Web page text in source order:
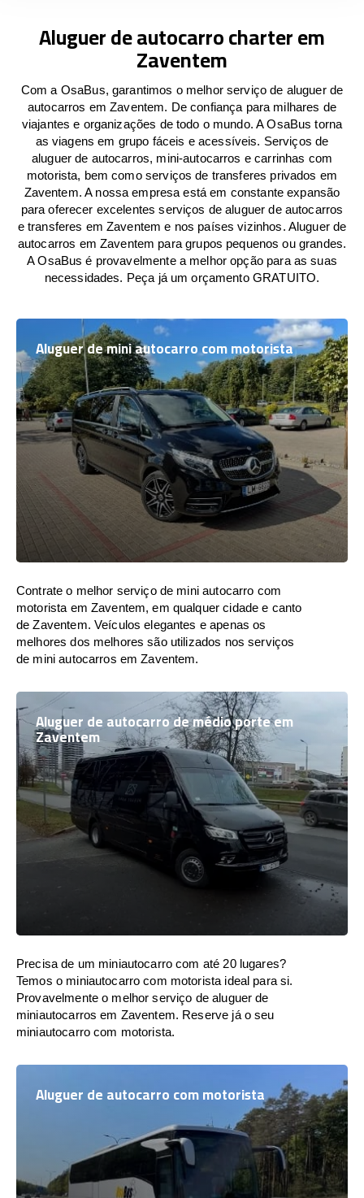
Aluguer de autocarro charter em
Zaventem
Com a OsaBus, garantimos o melhor serviço de aluguer de
autocarros em Zaventem. De confiança para milhares de
viajantes e organizações de todo o mundo. A OsaBus torna
as viagens em grupo fáceis e acessíveis. Serviços de
aluguer de autocarros, mini-autocarros e carrinhas com
motorista, bem como serviços de transferes privados em
Zaventem. A nossa empresa está em constante expansão
para oferecer excelentes serviços de aluguer de autocarros
e transferes em Zaventem e nos países vizinhos. Aluguer de
autocarros em Zaventem para grupos pequenos ou grandes.
A OsaBus é provavelmente a melhor opção para as suas
necessidades. Peça já um orçamento GRATUITO.
Aluguer de mini autocarro com motorista
Contrate o melhor serviço de mini autocarro com
motorista em Zaventem, em qualquer cidade e canto
de Zaventem. Veículos elegantes e apenas os
melhores dos melhores são utilizados nos serviços
de mini autocarros em Zaventem.
Aluguer de autocarro de médio porte em
Zaventem
Precisa de um miniautocarro com até 20 lugares?
Temos o miniautocarro com motorista ideal para si.
Provavelmente o melhor serviço de aluguer de
miniautocarros em Zaventem. Reserve já o seu
miniautocarro com motorista.
Aluguer de autocarro com motorista